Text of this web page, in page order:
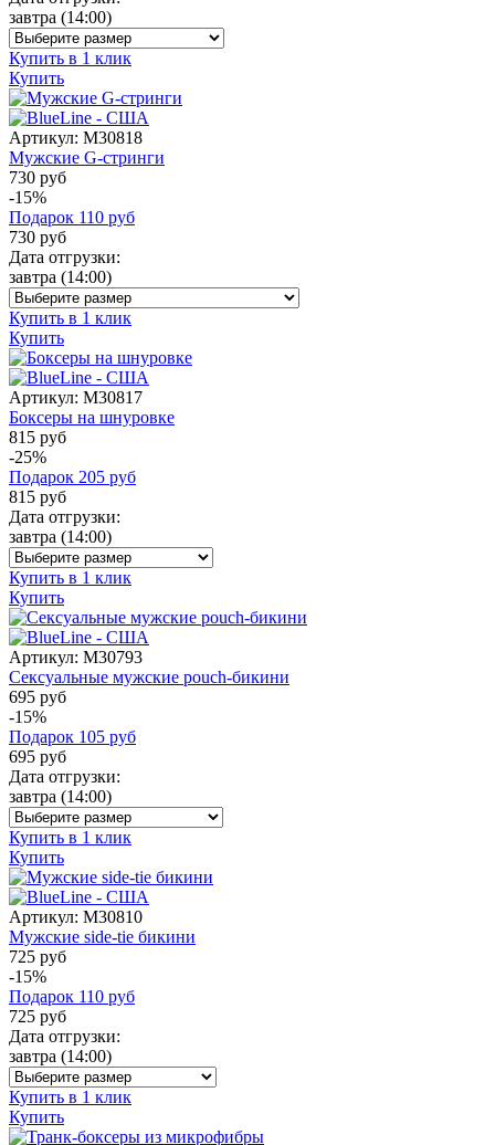
завтра (14:00)
Купить в 1 клик
Купить
Артикул: M30818
Мужские G-стринги
730 руб
-15%
Подарок 110 руб
730 руб
Дата отгрузки:
завтра (14:00)
Купить в 1 клик
Купить
Артикул: M30817
Боксеры на шнуровке
815 руб
-25%
Подарок 205 руб
815 руб
Дата отгрузки:
завтра (14:00)
Купить в 1 клик
Купить
Артикул: M30793
Сексуальные мужские pouch-бикини
695 руб
-15%
Подарок 105 руб
695 руб
Дата отгрузки:
завтра (14:00)
Купить в 1 клик
Купить
Артикул: M30810
Мужские side-tie бикини
725 руб
-15%
Подарок 110 руб
725 руб
Дата отгрузки:
завтра (14:00)
Купить в 1 клик
Купить